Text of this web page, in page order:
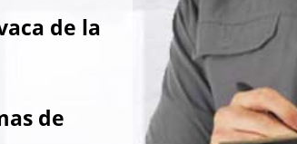
de la
de